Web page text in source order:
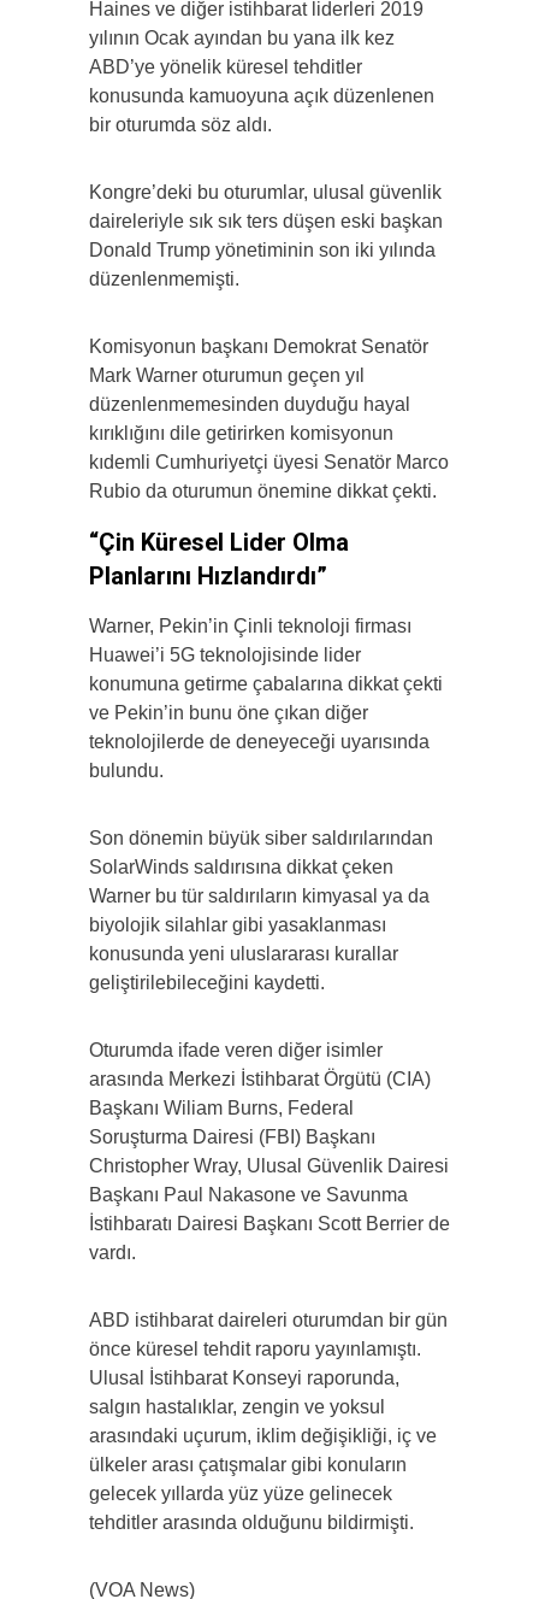
Haines ve diğer istihbarat liderleri 2019
yılının Ocak ayından bu yana ilk kez
ABD’ye yönelik küresel tehditler
konusunda kamuoyuna açık düzenlenen
bir oturumda söz aldı.
Kongre’deki bu oturumlar, ulusal güvenlik
daireleriyle sık sık ters düşen eski başkan
Donald Trump yönetiminin son iki yılında
düzenlenmemişti.
Komisyonun başkanı Demokrat Senatör
Mark Warner oturumun geçen yıl
düzenlenmemesinden duyduğu hayal
kırıklığını dile getirirken komisyonun
kıdemli Cumhuriyetçi üyesi Senatör Marco
Rubio da oturumun önemine dikkat çekti.
“Çin Küresel Lider Olma
Planlarını Hızlandırdı”
Warner, Pekin’in Çinli teknoloji firması
Huawei’i 5G teknolojisinde lider
konumuna getirme çabalarına dikkat çekti
ve Pekin’in bunu öne çıkan diğer
teknolojilerde de deneyeceği uyarısında
bulundu.
Son dönemin büyük siber saldırılarından
SolarWinds saldırısına dikkat çeken
Warner bu tür saldırıların kimyasal ya da
biyolojik silahlar gibi yasaklanması
konusunda yeni uluslararası kurallar
geliştirilebileceğini kaydetti.
Oturumda ifade veren diğer isimler
arasında Merkezi İstihbarat Örgütü (CIA)
Başkanı Wiliam Burns, Federal
Soruşturma Dairesi (FBI) Başkanı
Christopher Wray, Ulusal Güvenlik Dairesi
Başkanı Paul Nakasone ve Savunma
İstihbaratı Dairesi Başkanı Scott Berrier de
vardı.
ABD istihbarat daireleri oturumdan bir gün
önce küresel tehdit raporu yayınlamıştı.
Ulusal İstihbarat Konseyi raporunda,
salgın hastalıklar, zengin ve yoksul
arasındaki uçurum, iklim değişikliği, iç ve
ülkeler arası çatışmalar gibi konuların
gelecek yıllarda yüz yüze gelinecek
tehditler arasında olduğunu bildirmişti.
(VOA News)